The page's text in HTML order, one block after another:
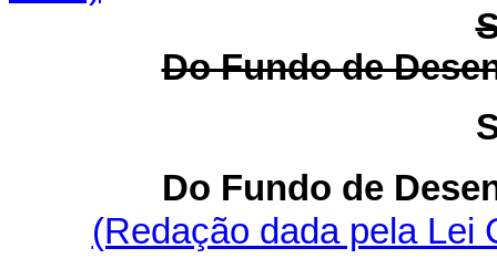
Do Fundo de
Do Fundo de
(Redação dada pela Lei